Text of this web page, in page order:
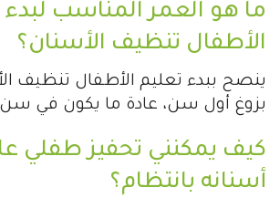
ما هو العمر المناسب لبدء
الأطفال تنظيف الأسنان؟
ينصح ببدء تعليم الأطفال تنظيف
بزوغ أول سن، عادة ما يكون في سن 6 أشهر.
كيف يمكنني تحفيز طفلي
أسنانه بانتظام؟